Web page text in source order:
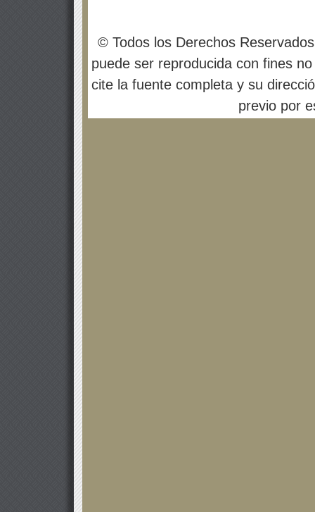
© Todos los Derechos
puede ser reproducida con fines
cite la fuente completa y su
previo por